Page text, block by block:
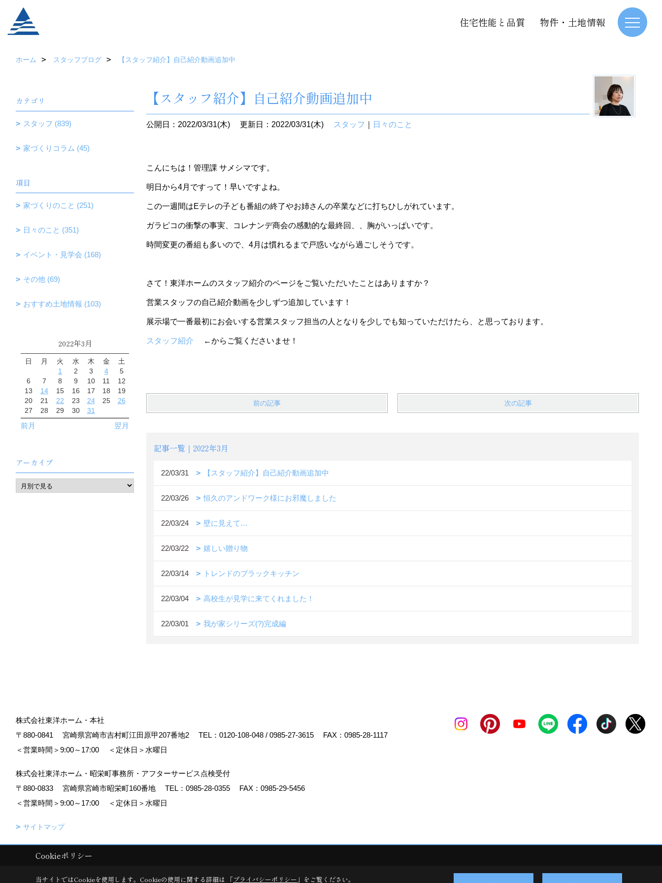
住宅性能と品質 物件・土地情報
ホーム スタッフブログ 【スタッフ紹介】自己紹介動画追加中
【スタッフ紹介】自己紹介動画追加中
公開日：2022/03/31(木) 更新日：2022/03/31(木) スタッフ 日々のこと
こんにちは！管理課 サメシマです。
明日から4月ですって！早いですよね。
この一週間はEテレの子ども番組の終了やお姉さんの卒業などに打ちひしがれています。
ガラピコの衝撃の事実、コレナンデ商会の感動的な最終回、、胸がいっぱいです。
時間変更の番組も多いので、4月は慣れるまで戸惑いながら過ごしそうです。
さて！東洋ホームのスタッフ紹介のページをご覧いただいたことはありますか？
営業スタッフの自己紹介動画を少しずつ追加しています！
展示場で一番最初にお会いする営業スタッフ担当の人となりを少しでも知っていただけたら、と思っております。
スタッフ紹介 ←からご覧くださいませ！
前の記事 次の記事
記事一覧｜2022年3月
22/03/31 【スタッフ紹介】自己紹介動画追加中
22/03/26 恒久のアンドワーク様にお邪魔しました
22/03/24 壁に見えて…
22/03/22 嬉しい贈り物
22/03/14 トレンドのブラックキッチン
22/03/04 高校生が見学に来てくれました！
22/03/01 我が家シリーズ(?)完成編
カテゴリ
スタッフ (839)
家づくりコラム (45)
項目
家づくりのこと (251)
日々のこと (351)
イベント・見学会 (168)
その他 (69)
おすすめ土地情報 (103)
2022年3月
日 月 火 水 木 金
土
1
2 3 4
5
6
7 8 9 10 11
12
13
14 15 16 17 18
19
20
21 22 23 24 25
26
27
28 29 30 31
前月 翌月
アーカイブ
株式会社東洋ホーム・本社
〒880-0841
宮崎県宮崎市吉村町江田原甲207番地2 TEL： 0120-108-048 / 0985-27-3615
FAX：0985-28-1117
＜営業時間＞9:00～17:00
＜定休日＞水曜日
株式会社東洋ホーム・昭栄町事務所・アフターサービス点検受付
〒880-0833
宮崎県宮崎市昭栄町160番地 TEL： 0985-28-0355
FAX：0985-29-5456
＜営業時間＞9:00～17:00
＜定休日＞水曜日
サイトマップ
Copyright (c) TOYO HOME Co., Ltd. All Rights Reserved.
Cookieポリシー
当サイトではCookieを使用します。 Cookieの使用に関する詳細は 「プライバシーポリシー 」をご覧ください。